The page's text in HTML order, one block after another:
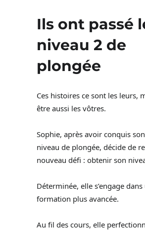
Ils ont passé
niveau 2 de
plongée
Ces histoires ce sont les leurs,
être aussi les vôtres.
Sophie, après avoir conquis
niveau de plongée, décide de
nouveau défi : obtenir son
Déterminée, elle s’engage dans
formation plus avancée.
Au fil des cours, elle